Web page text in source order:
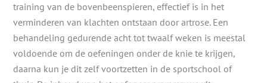
training van de bovenbeenspieren, effectief is in het
verminderen van klachten ontstaan door artrose. Een
behandeling gedurende acht tot twaalf weken is meestal
voldoende om de oefeningen onder de knie te krijgen,
daarna kun je dit zelf voortzetten in de sportschool of